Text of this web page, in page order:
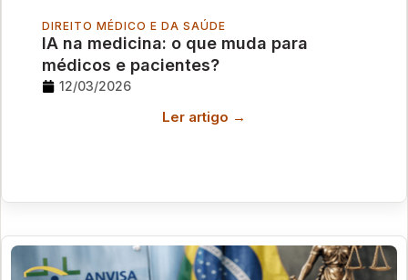
DIREITO MÉDICO E DA SAÚDE
IA na medicina: o que muda para
médicos e pacientes?
12/03/2026
Ler artigo →